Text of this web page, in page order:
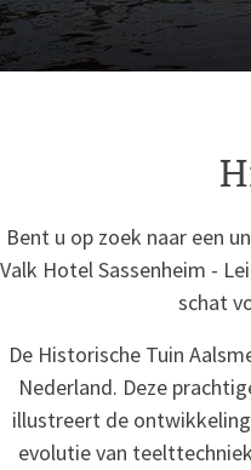
Bent u op zoek naar een
Valk Hotel Sassenheim -
schat
De Historische Tuin
Nederland. Deze
illustreert de
evolutie van